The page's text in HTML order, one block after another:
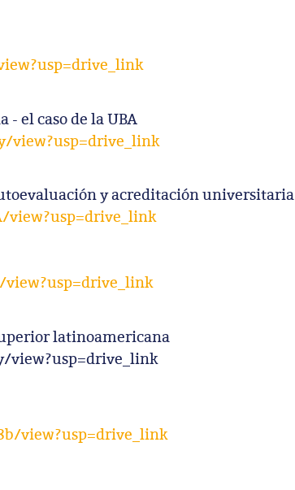
el caso de la UBA
view?usp=drive_link
y acreditación universitaria
view?usp=drive_link
latinoamericana
view?usp=drive_link
view?usp=drive_link